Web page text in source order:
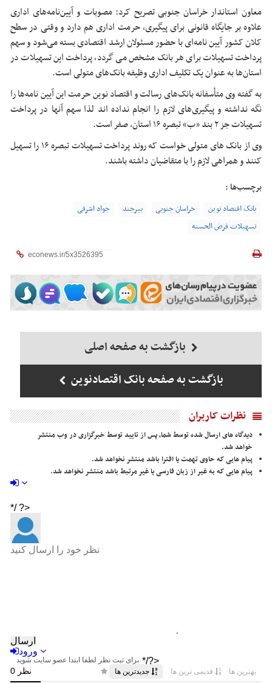
معاون استاندار خراسان جنوبی تصریح کرد: مصوبات و آیین‌نامه‌های اداری
علاوه بر جایگاه قانونی برای پیگیری، حرمت اداری هم دارد و وقتی در سطح
کلان کشور آیین‌ نامه‌ای با حضور مسئولان ارشد اقتصادی بسته می‌شود و سهم
پرداخت تسهیلات برای هر بانک‌ مشخص می گردد، پرداخت این تسهیلات در
استان‌ها به عنوان یک تکلیف اداری وظیفه بانک‌های متولی است.
به گفته وی متأسفانه بانک‌های رسالت و اقتصاد نوین حرمت این آیین نامه‌ها را
نگه نداشته و پیگیری‌های لازم را انجام نداده اند لذا سهم آنها در پرداخت
تسهیلات جز ۲ بند «ب» تبصره ۱۶ استان، صفر است.
وی از بانک های متولی خواست که روند پرداخت تسهیلات تبصره ۱۶ را تسهیل
کنند و همراهی لازم را با متقاضیان داشته باشند.
برچسب‌ها :
بانک اقتصاد نوین خراسان جنوبی بیرجند
جواد اشرفی
تسهیلات قرض الحسنه
بازگشت به صفحه اصلی
بازگشت به صفحه بانک اقتصادنوین
نظرات کاربران
دیدگاه های ارسال شده توسط شما، پس از تایید توسط خبرگزاری در وب منتشر
خواهد شد.
پیام هایی که حاوی تهمت یا افترا باشد منتشر نخواهد شد.
پیام هایی که به غیر از زبان فارسی یا غیر مرتبط باشد منتشر نخواهد شد.